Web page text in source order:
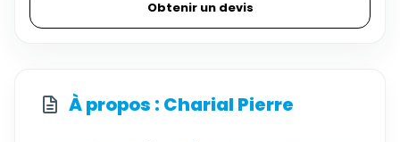
Obtenir un devis
À propos : Charial Pierre